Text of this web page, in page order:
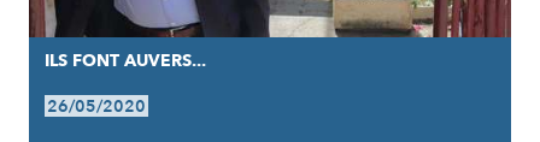
ILS FONT AUVERS...
26/05/2020